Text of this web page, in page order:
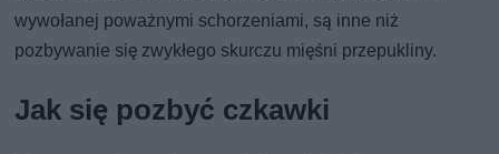
wywołanej poważnymi schorzeniami, są inne niż
pozbywanie się zwykłego skurczu mięśni przepukliny.
Jak się pozbyć czkawki